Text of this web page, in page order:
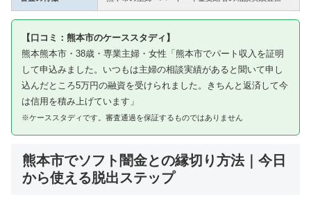
【口コミ：熊本市のケーススタディ】
熊本熊本市・38歳・専業主婦・女性「熊本市でパート収入を証明
して申込みました。いつもは主婦の相談実績があると聞いて申し
込んだところ5万円の融資を受けられました。きちんと返済して今
は信用を積み上げています」
※ケーススタディです。審査通過を保証するものではありません
熊本市でソフト闇金との縁切り方法｜今日
から使える脱出ステップ